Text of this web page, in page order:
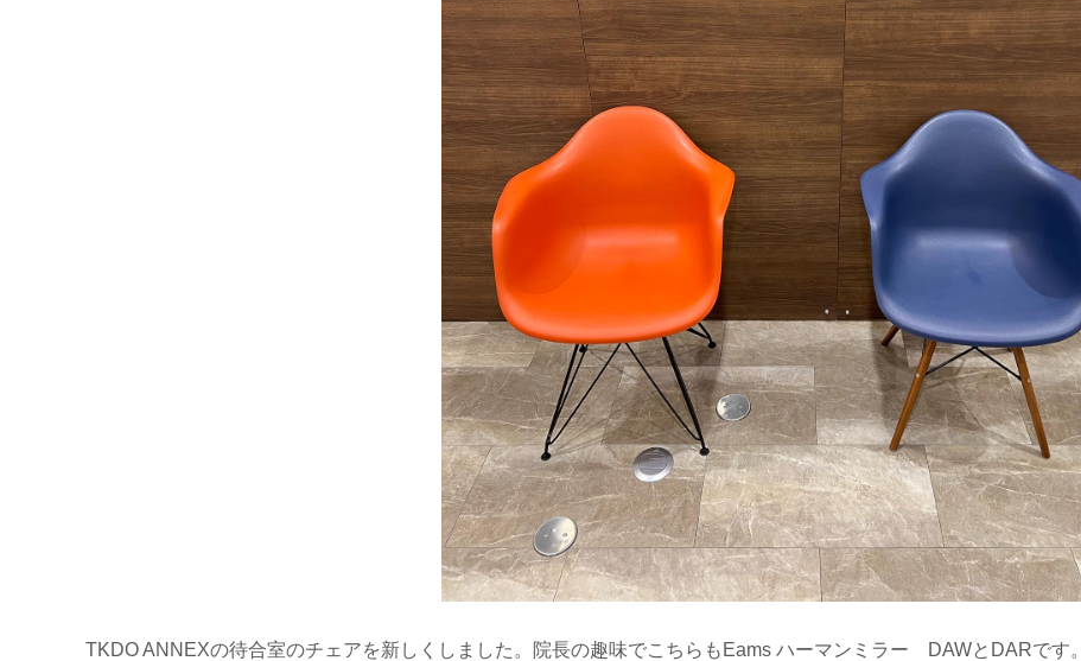
TKDO ANNEXの待合室のチェアを新しくしました。院長の趣味でこちらもEams ハーマンミラー DAWとDARです。